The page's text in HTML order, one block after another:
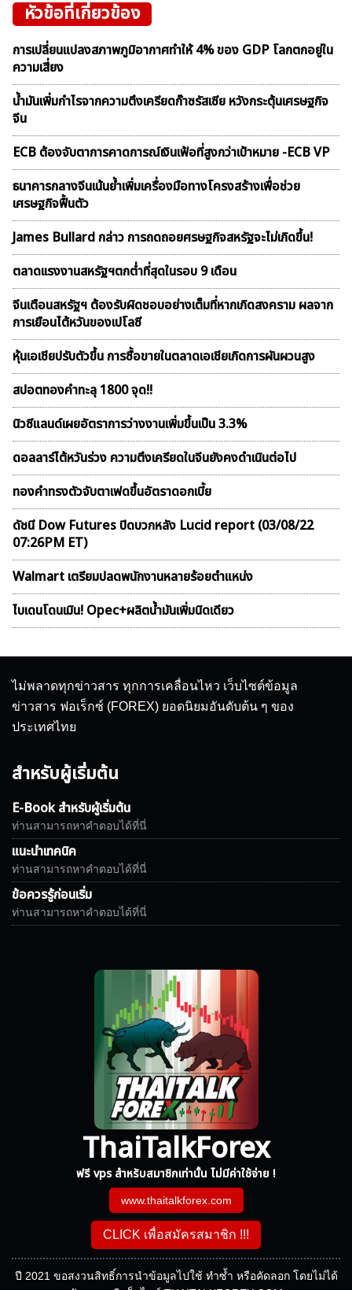
หัวข้อที่เกี่ยวข้อง
การเปลี่ยนแปลงสภาพภูมิอากาศทำให้ 4% ของ GDP โลกตกอยู่ใน
ความเสี่ยง
น้ำมันเพิ่มกำไรจากความตึงเครียดก๊าซรัสเซีย หวังกระตุ้นเศรษฐกิจ
จีน
ECB ต้องจับตาการคาดการณ์เงินเฟ้อที่สูงกว่าเป้าหมาย -ECB VP
ธนาคารกลางจีนเน้นย้ำเพิ่มเครื่องมือทางโครงสร้างเพื่อช่วย
เศรษฐกิจฟื้นตัว
James Bullard กล่าว การถดถอยศรษฐกิจสหรัฐจะไม่เกิดขึ้น!
ตลาดเเรงงานสหรัฐฯตกต่ำที่สุดในรอบ 9 เดือน
จีนเตือนสหรัฐฯ ต้องรับผิดชอบอย่างเต็มที่หากเกิดสงคราม ผลจาก
การเยือนไต้หวันของเปโลซี
หุ้นเอเชียปรับตัวขึ้น การซื้อขายในตลาดเอเชียเกิดการผันผวนสูง
สปอตทองคำทะลุ 1800 จุด!!
นิวซีแลนด์เผยอัตราการว่างงานเพิ่มขึ้นเป็น 3.3%
ดอลลาร์ไต้หวันร่วง ความตึงเครียดในจีนยังคงดำเนินต่อไป
ทองคำทรงตัวจับตาเฟดขึ้นอัตราดอกเบี้ย
ดัชนี Dow Futures ปิดบวกหลัง Lucid report (03/08/22
07:26PM ET)
Walmart เตรียมปลดพนักงานหลายร้อยตำแหน่ง
ไบเดนโดนเมิน! Opec+ผลิตน้ำมันเพิ่มนิดเดียว
ไม่พลาดทุกข่าวสาร ทุกการเคลื่อนไหว เว็บไซต์ข้อมูล
ข่าวสาร ฟอเร็กซ์ (FOREX) ยอดนิยมอันดับต้น ๆ ของ
ประเทศไทย
สำหรับผู้เริ่มต้น
E-Book สำหรับผู้เริ่มต้น
ท่านสามารถหาคำตอบได้ที่นี่
แนะนำเทคนิค
ท่านสามารถหาคำตอบได้ที่นี่
ข้อควรรู้ก่อนเริ่ม
ท่านสามารถหาคำตอบได้ที่นี่
ThaiTalkForex
ฟรี vps สำหรับสมาชิกเท่านั้น ไม่มีค่าใช้จ่าย !
www.thaitalkforex.com
CLICK เพื่อสมัครสมาชิก !!!
ปี 2021 ขอสงวนสิทธิ์การนำข้อมูลไปใช้ ทำซ้ำ หรือคัดลอก โดยไม่ได้